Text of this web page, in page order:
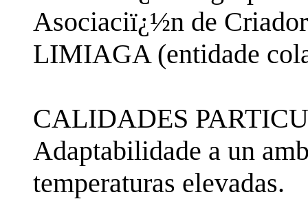
Asociaciï¿½n de
LIMIAGA (entidade
CALIDADES
Adaptabilidade a un
temperaturas elevadas.